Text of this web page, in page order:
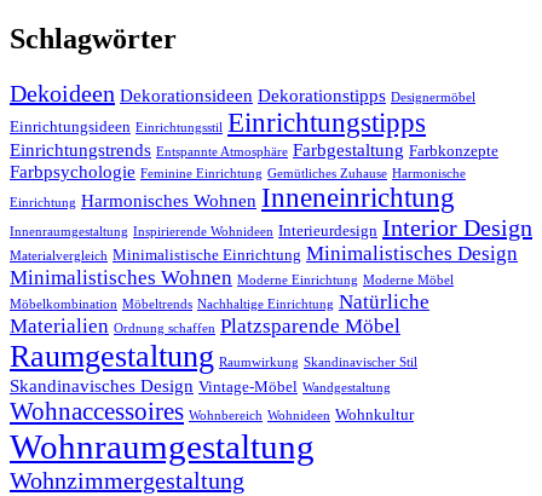
Schlagwörter
Dekoideen Dekorationsideen Dekorationstipps Designermöbel
Einrichtungsideen Einrichtungsstil Einrichtungstipps
Einrichtungstrends Entspannte Atmosphäre Farbgestaltung Farbkonzepte
Farbpsychologie Feminine Einrichtung Gemütliches Zuhause Harmonische
Einrichtung Harmonisches Wohnen Inneneinrichtung
Innenraumgestaltung Inspirierende Wohnideen Interieurdesign Interior Design
Materialvergleich Minimalistische Einrichtung Minimalistisches Design
Minimalistisches Wohnen Moderne Einrichtung Moderne Möbel
Möbelkombination Möbeltrends Nachhaltige Einrichtung Natürliche
Materialien Ordnung schaffen Platzsparende Möbel
Raumgestaltung Raumwirkung Skandinavischer Stil
Skandinavisches Design Vintage-Möbel Wandgestaltung
Wohnaccessoires Wohnbereich Wohnideen Wohnkultur
Wohnraumgestaltung
Wohnzimmergestaltung